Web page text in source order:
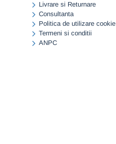
Livrare si Returnare
Consultanta
Politica de utilizare cookie
Termeni si conditii
ANPC